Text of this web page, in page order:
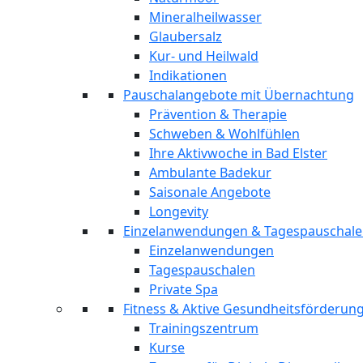
Mineralheilwasser
Glaubersalz
Kur- und Heilwald
Indikationen
Pauschalangebote mit Übernachtung
Prävention & Therapie
Schweben & Wohlfühlen
Ihre Aktivwoche in Bad Elster
Ambulante Badekur
Saisonale Angebote
Longevity
Einzelanwendungen &
Einzelanwendungen
Tagespauschalen
Private Spa
Fitness & Aktive
Trainingszentrum
Kurse